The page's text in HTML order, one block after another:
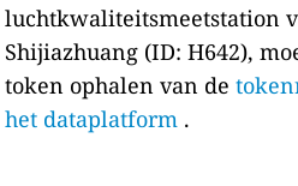
luchtkwaliteitsmeetstation
Shijiazhuang (ID: H642),
token ophalen van de
het dataplatform .